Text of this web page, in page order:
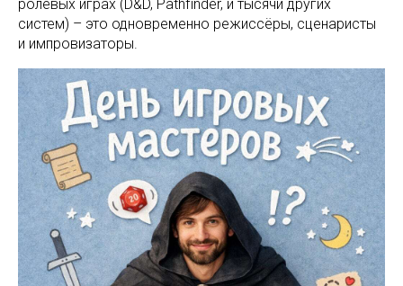
ролевых играх (D&D, Pathfinder, и тысячи других
систем) – это одновременно режиссёры, сценаристы
и импровизаторы.